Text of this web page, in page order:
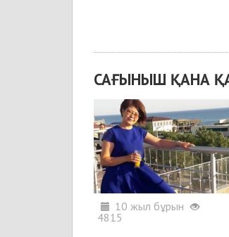
САҒЫНЫШ ҚАНА
10 жыл бұрын
4815